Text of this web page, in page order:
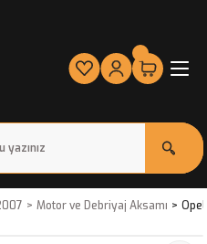
Motor ve Debriyaj Aksamı